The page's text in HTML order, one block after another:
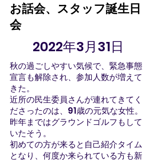
お話会、スタッフ誕生日
会
2022年3月31日
秋の過ごしやすい気候で、緊急事態
宣言も解除され、参加人数が増えて
きた。
近所の民生委員さんが連れてきてく
ださったのは、91歳の元気な女性。
昨年まではグラウンドゴルフもして
いたそう。
初めての方が来ると自己紹介タイム
となり、何度か来られている方も新